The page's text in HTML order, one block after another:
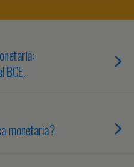
BCE.
monetaria?